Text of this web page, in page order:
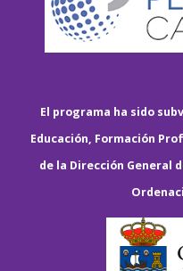
El programa ha sido
Educación, Formación
de la Dirección General